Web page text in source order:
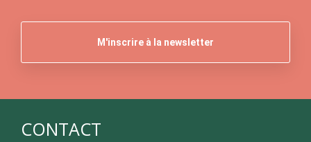
CONTACT